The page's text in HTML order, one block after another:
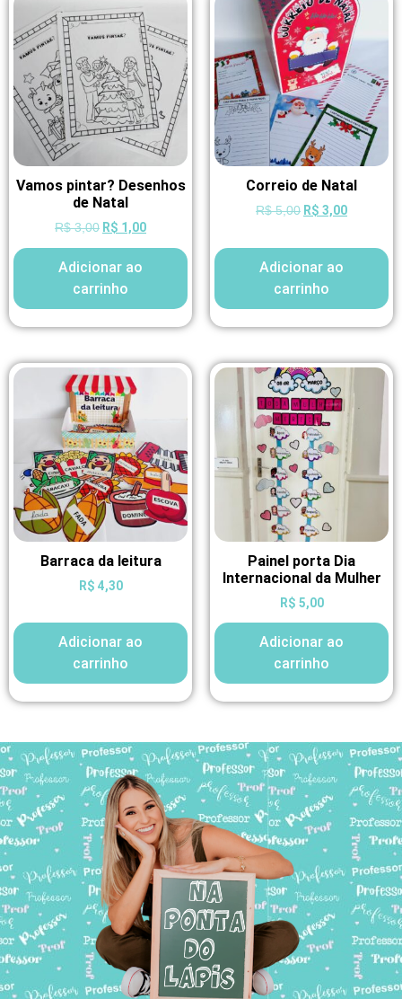
Vamos pintar? Desenhos
de Natal
R$3,00 R$ 1,00
Adicionar ao
carrinho
Correio de Natal
R$5,00 R$ 3,00
Adicionar ao
carrinho
Barraca da leitura
R$ 4,30
Adicionar ao
carrinho
Painel porta Dia
Internacional da Mulher
R$ 5,00
Adicionar ao
carrinho